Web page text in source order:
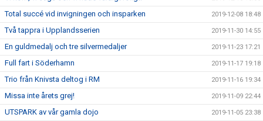
Total succé vid invigningen och insparken 2019-12-08 18:48
Två tappra i Upplandsserien 2019-11-30 14:55
En guldmedalj och tre silvermedaljer 2019-11-23 17:21
Full fart i Söderhamn 2019-11-17 19:18
Trio från Knivsta deltog i RM 2019-11-16 19:34
Missa inte årets grej! 2019-11-09 22:44
UTSPARK av vår gamla dojo 2019-11-05 23:38